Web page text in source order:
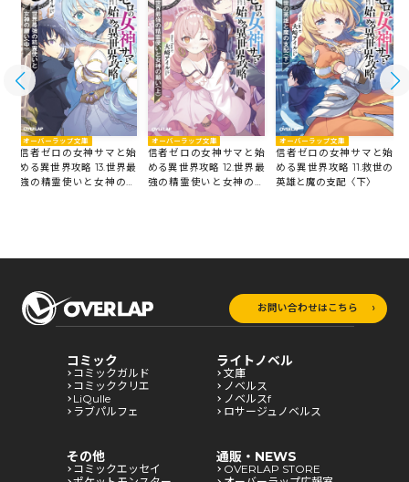
オーバーラップ文庫
信者ゼロの女神サマと始
める異世界攻略 13.世界最
強の精霊使いと女神の願
オーバーラップ文庫
信者ゼロの女神サマと始
める異世界攻略 12.世界最
強の精霊使いと女神の願
オーバーラップ文庫
信者ゼロの女神サマと始
める異世界攻略 11.救世の
英雄と魔の支配〈下〉
お問い合わせはこちら
コミック
コミックガルド
コミッククリエ
LiQulle
ラブパルフェ
ライトノベル
文庫
ノベルス
ノベルスf
ロサージュノベルス
その他
コミックエッセイ
通販・NEWS
OVERLAP STORE